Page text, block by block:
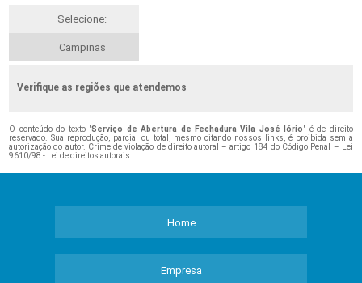
Selecione:
Campinas
Verifique as regiões que atendemos
O conteúdo do texto "Serviço de Abertura de Fechadura Vila José Iório" é de direito
reservado. Sua reprodução, parcial ou total, mesmo citando nossos links, é proibida sem a
autorização do autor. Crime de violação de direito autoral – artigo 184 do Código Penal –
Lei
9610/98 - Lei de direitos autorais
Home
Empresa